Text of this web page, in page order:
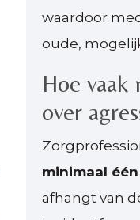
waardoor
oude,
Hoe vaak
over
minimaal
afhangt van